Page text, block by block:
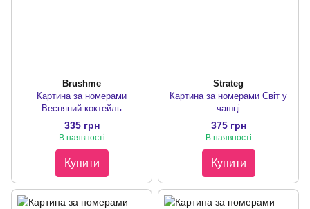
Brushme
Картина за номерами
Весняний коктейль
335 грн
В наявності
Купити
Strateg
Картина за номерами Світ у
чашці
375 грн
В наявності
Купити